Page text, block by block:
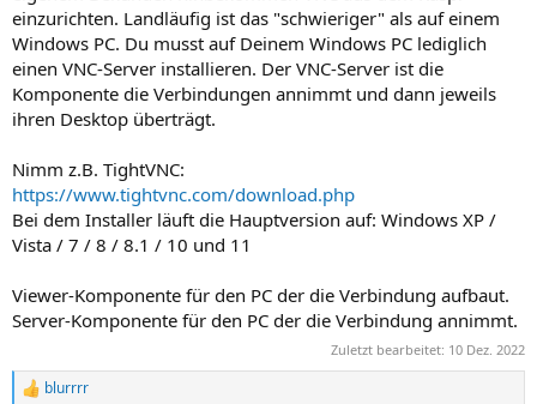
einzurichten. Landläufig ist das "schwieriger" als auf einem
Windows PC. Du musst auf Deinem Windows PC lediglich
einen VNC-Server installieren. Der VNC-Server ist die
Komponente die Verbindungen annimmt und dann jeweils
ihren Desktop überträgt.
Nimm z.B. TightVNC:
https://www.tightvnc.com/download.php
Bei dem Installer läuft die Hauptversion auf: Windows XP /
Vista / 7 / 8 / 8.1 / 10 und 11
Viewer-Komponente für den PC der die Verbindung aufbaut.
Server-Komponente für den PC der die Verbindung annimmt.
Zuletzt bearbeitet: 10 Dez. 2022
R
blurrrr